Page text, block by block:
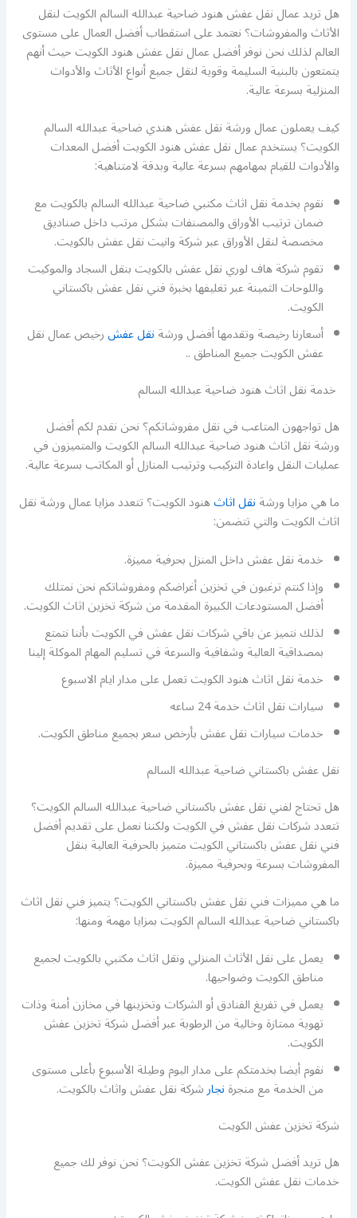
هل تريد عمال نقل عفش هنود ضاحية عبدالله السالم الكويت لنقل
الأثاث والمفروشات؟ نعتمد على استقطاب أفضل العمال على مستوى
العالم لذلك نحن نوفر أفضل عمال نقل عفش هنود الكويت حيث أنهم
يتمتعون بالبنية السليمة وقوية لنقل جميع أنواع الأثاث والأدوات
المنزلية بسرعة عالية.
كيف يعملون عمال ورشة نقل عفش هندي ضاحية عبدالله السالم
الكويت؟ يستخدم عمال نقل عفش هنود الكويت أفضل المعدات
والأدوات للقيام بمهامهم بسرعة عالية وبدقة لامتناهية:
نقوم بخدمة نقل اثاث مكتبي ضاحية عبدالله السالم بالكويت مع
ضمان ترتيب الأوراق والمصنفات بشكل مرتب داخل صناديق
مخصصة لنقل الأوراق عبر شركة وانيت نقل عفش بالكويت.
تقوم شركة هاف لوري نقل عفش بالكويت بنقل السجاد والموكيت
واللوحات الثمينة عبر تغليفها بخبرة فني نقل عفش باكستاني
الكويت.
أسعارنا رخيصة وتقدمها أفضل ورشةنقل عفشرخيص عمال نقل
عفش الكويت جميع المناطق ..
خدمة نقل اثاث هنود ضاحية عبدالله السالم
هل تواجهون المتاعب في نقل مفروشاتكم؟ نحن نقدم لكم أفضل
ورشة نقل اثاث هنود ضاحية عبدالله السالم الكويت والمتميزون في
عمليات النقل واعادة التركيب وترتيب المنازل أو المكاتب بسرعة عالية.
ما هي مزايا ورشةنقل اثاثهنود الكويت؟ تتعدد مزايا عمال ورشة نقل
اثاث الكويت والتي تتضمن:
خدمة نقل عفش داخل المنزل بحرفية مميزة.
وإذا كنتم ترغبون في تخزين أغراضكم ومفروشاتكم نحن نمتلك
أفضل المستودعات الكبيرة المقدمة من شركة تخزين اثاث الكويت.
لذلك نتميز عن باقي شركات نقل عفش في الكويت بأننا نتمتع
بمصداقية العالية وشفافية والسرعة في تسليم المهام الموكلة إلينا
خدمة نقل اثاث هنود الكويت تعمل على مدار ايام الاسبوع
سيارات نقل اثاث خدمة 24 ساعه
خدمات سيارات نقل عفش بأرخص سعر بجميع مناطق الكويت.
نقل عفش باكستاني ضاحية عبدالله السالم
هل تحتاج لفني نقل عفش باكستاني ضاحية عبدالله السالم الكويت؟
تتعدد شركات نقل عفش في الكويت ولكننا نعمل على تقديم أفضل
فني نقل عفش باكستاني الكويت متميز بالحرفية العالية بنقل
المفروشات بسرعة وبحرفية مميزة.
ما هي مميزات فني نقل عفش باكستاني الكويت؟ يتميز فني نقل اثاث
باكستاني ضاحية عبدالله السالم الكويت بمزايا مهمة ومنها:
يعمل على نقل الأثاث المنزلي ونقل اثاث مكتبي بالكويت لجميع
مناطق الكويت وضواحيها.
يعمل في تفريغ الفنادق أو الشركات وتخزينها في مخازن أمنة وذات
تهوية ممتازة وخالية من الرطوبة عبر أفضل شركة تخزين عفش
الكويت.
نقوم أيضا بخدمتكم على مدار اليوم وطيلة الأسبوع بأعلى مستوى
من الخدمة مع منجرةنجارشركة نقل عفش واثاث بالكويت.
شركة تخزين عفش الكويت
هل تريد أفضل شركة تخزين عفش الكويت؟ نحن نوفر لك جميع
خدمات نقل عفش الكويت.